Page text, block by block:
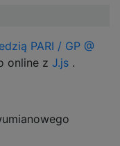
PARI / GP @
online z J.js .